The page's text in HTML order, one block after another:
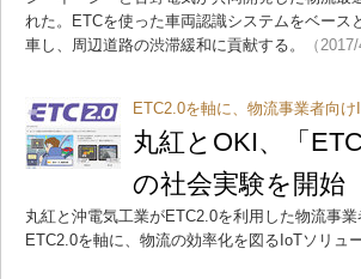
れた。ETCを使った車両認識システムをベー
車し、周辺道路の渋滞緩和に貢献する。
（
ETC2.0を軸に、物流事業者向
丸紅とOKI、「
の社会実験を開始
丸紅と沖電気工業がETC2.0を利用した物流事
ETC2.0を軸に、物流の効率化を図るIoTソリュ